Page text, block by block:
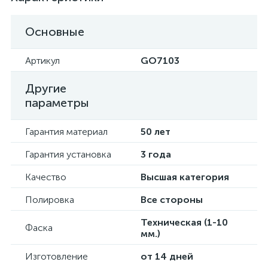
Основные
Артикул GO7103
Другие
параметры
Гарантия материал
50 лет
Гарантия установка
3 года
Качество
Высшая категория
Полировка
Все стороны
Фаска
Техническая (1-10
мм.)
Изготовление
от 14 дней